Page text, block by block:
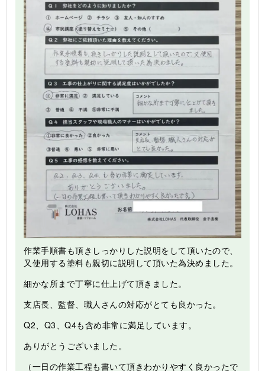
作業手順書も頂きしっかりした説明をして頂いたので、
又使用する塗料も親切に説明して頂いた為決めました。
細かな所まで丁寧に仕上げて頂きました。
支店長、監督、職人さんの対応がとても良かった。
Q2、Q3、Q4も含め非常に満足しています。
ありがとうございました。
（一日の作業工程も書いて頂きわかりやすく良かったで